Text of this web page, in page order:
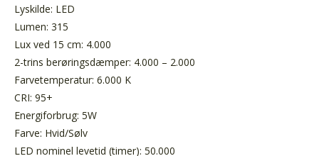
Lyskilde: LED
Lumen: 315
Lux ved 15 cm: 4.000
2-trins berøringsdæmper: 4.000 – 2.000
Farvetemperatur: 6.000 K
CRI: 95+
Energiforbrug: 5W
Farve: Hvid/Sølv
LED nominel levetid (timer): 50.000